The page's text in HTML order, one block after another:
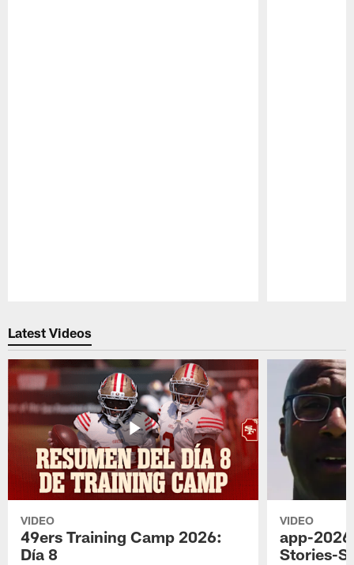
Latest Videos
VIDEO
49ers Training Camp 2026:
Día 8
VIDEO
app-
Stories-